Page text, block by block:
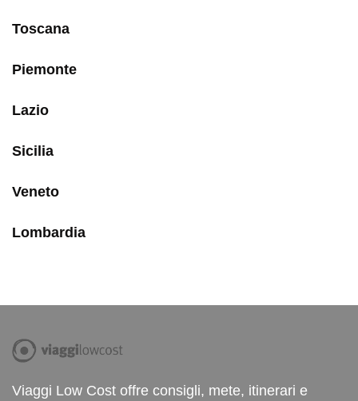
Toscana
Piemonte
Lazio
Sicilia
Veneto
Lombardia
Viaggi Low Cost offre consigli, mete, itinerari e